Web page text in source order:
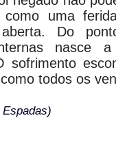
uma
Do
nasce
sofrimento
todos os